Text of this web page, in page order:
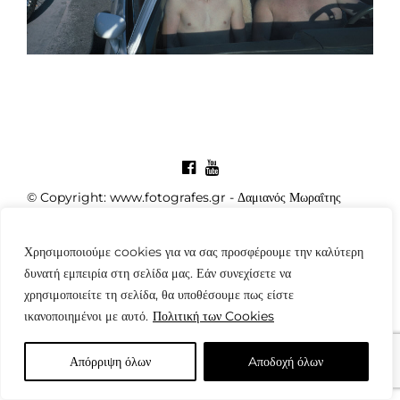
Χρησιμοποιούμε cookies για να σας προσφέρουμε την καλύτερη
δυνατή εμπειρία στη σελίδα μας. Εάν συνεχίσετε να
χρησιμοποιείτε τη σελίδα, θα υποθέσουμε πως είστε
ικανοποιημένοι με αυτό. Πολιτική των Cookies
Απόρριψη όλων Aποδοχή όλων
© Copyright: www.fotografes.gr - Δαμιανός Μωραΐτης